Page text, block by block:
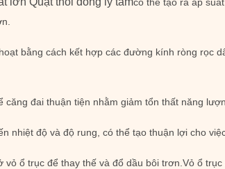
bằng cách kết hợp các đường kính ròng rọc
đai thuận tiện nhằm giảm tổn thất năng
nhiệt độ và độ rung, có thể tạo thuận lợi cho
ổ trục để thay thế và đổ dầu bôi trơn.Vỏ ổ